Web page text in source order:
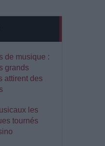
de musique :
grands
attirent des
les
tournés